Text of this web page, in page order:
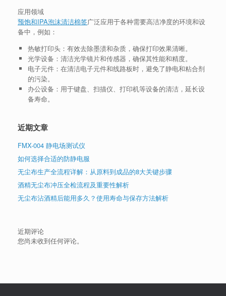
应用领域
预饱和IPA泡沫清洁棉签广泛应用于各种需要高洁净度的环境和设
备中，例如：
热敏打印头：有效去除墨渍和杂质，确保打印效果清晰。
光学设备 ：清洁光学镜片和传感器，确保其性能和精度。
电子元件：在清洁电子元件和线路板时，避免了静电和粘合剂
的污染。
办公设备 ：用于键盘、扫描仪、打印机等设备的清洁，延长设
备寿命。
近期文章
FMX-004 静电场测试仪
如何选择合适的防静电服
无尘布生产全流程详解：从原料到成品的8大关键步骤
酒精无尘布冲压全检流程及重要性解析
无尘布沾酒精后能用多久？使用寿命与保存方法解析
近期评论
您尚未收到任何评论。